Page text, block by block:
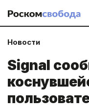
Новости
Signal